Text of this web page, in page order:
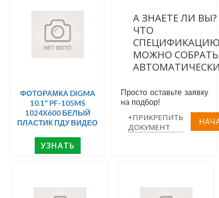
ФОТОРАМКА DIGMA
10.1" PF-105MS
1024X600 БЕЛЫЙ
ПЛАСТИК ПДУ ВИДЕО
УЗНАТЬ
А ЗНАЕТЕ ЛИ ВЫ?
ЧТО
МОЖНО СОБРАТЬ
Просто оставьте заявку
на подбор!
+ПРИКРЕПИТЬ
ДОКУМЕНТ